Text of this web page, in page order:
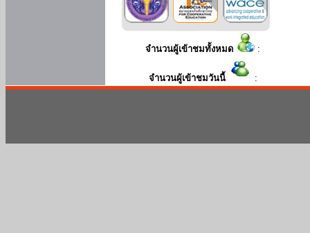
จำนวนผู้เข้าชมทั้งหมด :
จำนวนผู้เข้าชมวันนี้ :